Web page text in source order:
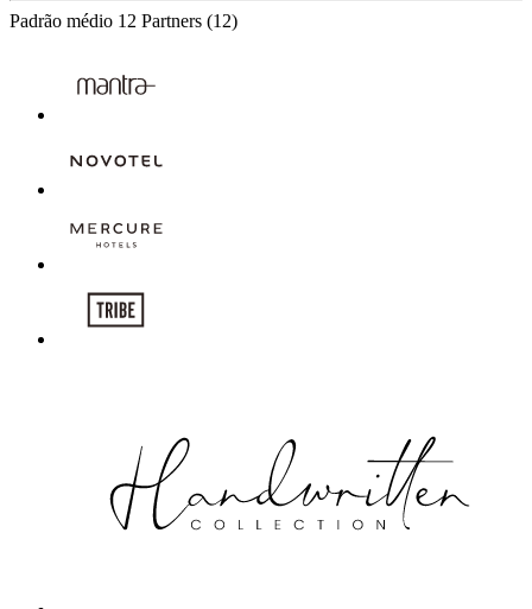
Padrão médio 12 Partners (12)